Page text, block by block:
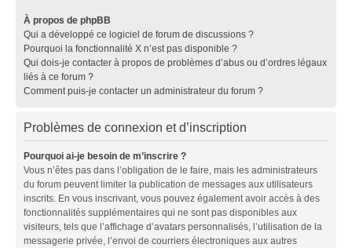
À propos de phpBB
Qui a développé ce logiciel de forum de discussions ?
Pourquoi la fonctionnalité X n’est pas disponible ?
Qui dois-je contacter à propos de problèmes d’abus ou d’ordres légaux
liés à ce forum ?
Comment puis-je contacter un administrateur du forum ?
Problèmes de connexion et d’inscription
Pourquoi ai-je besoin de m’inscrire ?
Vous n’êtes pas dans l’obligation de le faire, mais les administrateurs
du forum peuvent limiter la publication de messages aux utilisateurs
inscrits. En vous inscrivant, vous pouvez également avoir accès à des
fonctionnalités supplémentaires qui ne sont pas disponibles aux
visiteurs, tels que l’affichage d’avatars personnalisés, l’utilisation de la
messagerie privée, l’envoi de courriers électroniques aux autres